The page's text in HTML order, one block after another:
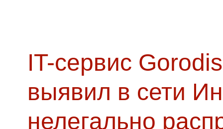
IT-сервис
выявил в сети
нелегально